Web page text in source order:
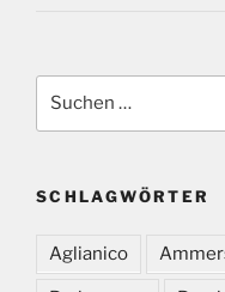
nach:
SCHLAGWÖRTER
Aglianico